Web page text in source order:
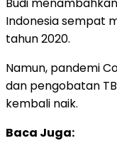
Budi
Indonesia sempat
tahun 2020.
Namun, pandemi
dan pengobatan
kembali naik.
Baca Juga: